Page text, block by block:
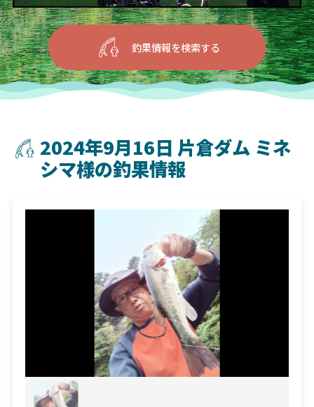
釣果情報を検索する
2024年9月16日 片倉ダム ミネ
シマ様の釣果情報